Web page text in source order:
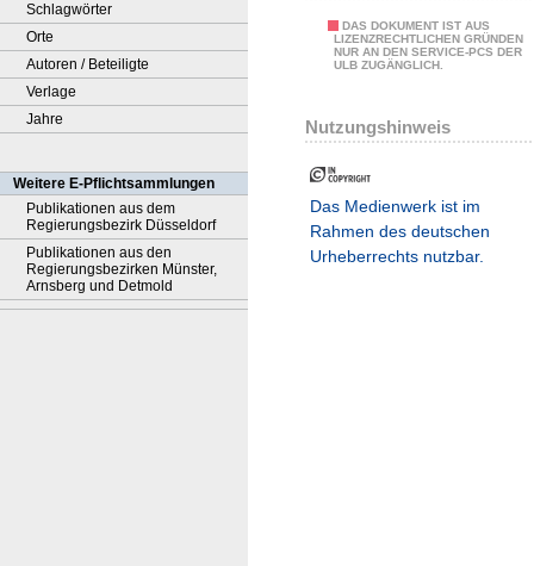
Schlagwörter
Orte
Autoren / Beteiligte
Verlage
Jahre
Weitere E-Pflichtsammlungen
Publikationen aus dem
Regierungsbezirk Düsseldorf
Publikationen aus den
Regierungsbezirken Münster,
Arnsberg und Detmold
DAS DOKUMENT IST AUS
LIZENZRECHTLICHEN GRÜNDEN
NUR AN DEN SERVICE-PCS DER
ULB ZUGÄNGLICH.
Nutzungshinweis
Das Medienwerk ist im
Rahmen des deutschen
Urheberrechts nutzbar.